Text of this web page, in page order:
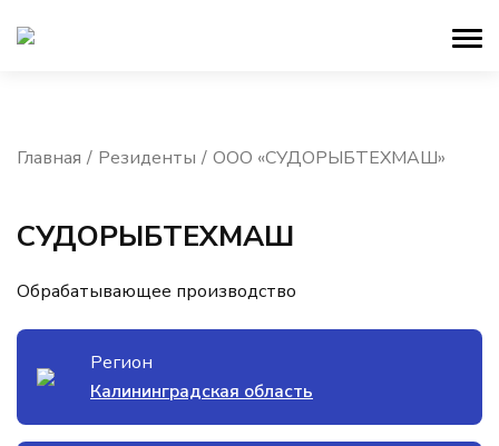
Главная Резиденты ООО «СУДОРЫБТЕХМАШ»
СУДОРЫБТЕХМАШ
Обрабатывающее производство
Регион
Калининградская область